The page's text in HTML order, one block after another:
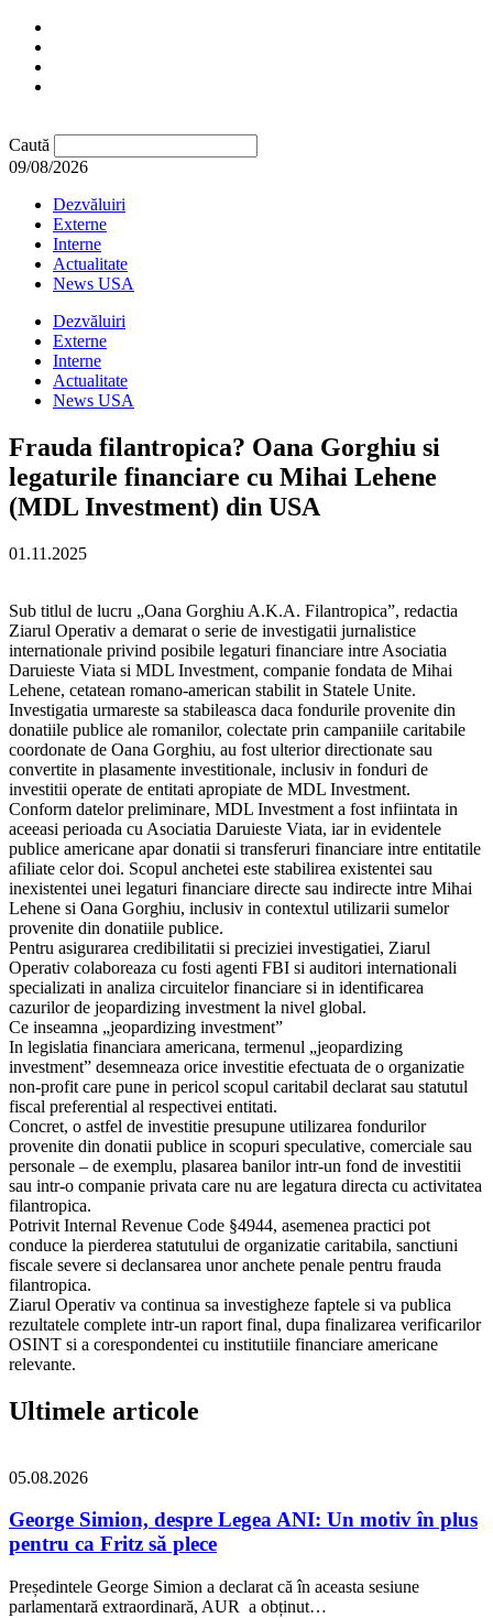
Caută
09/08/2026
Dezvăluiri
Externe
Interne
Actualitate
News USA
Dezvăluiri
Externe
Interne
Actualitate
News USA
Frauda filantropica? Oana Gorghiu si
legaturile financiare cu Mihai Lehene
(MDL Investment) din USA
01.11.2025
Sub titlul de lucru „Oana Gorghiu A.K.A. Filantropica”, redactia
Ziarul Operativ a demarat o serie de investigatii jurnalistice
internationale privind posibile legaturi financiare intre Asociatia
Daruieste Viata si MDL Investment, companie fondata de Mihai
Lehene, cetatean romano-american stabilit in Statele Unite.
Investigatia urmareste sa stabileasca daca fondurile provenite din
donatiile publice ale romanilor, colectate prin campaniile caritabile
coordonate de Oana Gorghiu, au fost ulterior directionate sau
convertite in plasamente investitionale, inclusiv in fonduri de
investitii operate de entitati apropiate de MDL Investment.
Conform datelor preliminare, MDL Investment a fost infiintata in
aceeasi perioada cu Asociatia Daruieste Viata, iar in evidentele
publice americane apar donatii si transferuri financiare intre entitatile
afiliate celor doi. Scopul anchetei este stabilirea existentei sau
inexistentei unei legaturi financiare directe sau indirecte intre Mihai
Lehene si Oana Gorghiu, inclusiv in contextul utilizarii sumelor
provenite din donatiile publice.
Pentru asigurarea credibilitatii si preciziei investigatiei, Ziarul
Operativ colaboreaza cu fosti agenti FBI si auditori internationali
specializati in analiza circuitelor financiare si in identificarea
cazurilor de jeopardizing investment la nivel global.
Ce inseamna „jeopardizing investment”
In legislatia financiara americana, termenul „jeopardizing
investment” desemneaza orice investitie efectuata de o organizatie
non-profit care pune in pericol scopul caritabil declarat sau statutul
fiscal preferential al respectivei entitati.
Concret, o astfel de investitie presupune utilizarea fondurilor
provenite din donatii publice in scopuri speculative, comerciale sau
personale – de exemplu, plasarea banilor intr-un fond de investitii
sau intr-o companie privata care nu are legatura directa cu activitatea
filantropica.
Potrivit Internal Revenue Code §4944, asemenea practici pot
conduce la pierderea statutului de organizatie caritabila, sanctiuni
fiscale severe si declansarea unor anchete penale pentru frauda
filantropica.
Ziarul Operativ va continua sa investigheze faptele si va publica
rezultatele complete intr-un raport final, dupa finalizarea verificarilor
OSINT si a corespondentei cu institutiile financiare americane
relevante.
Ultimele articole
05.08.2026
George Simion, despre Legea ANI: Un motiv în plus
pentru ca Fritz să plece
Președintele George Simion a declarat că în aceasta sesiune
parlamentară extraordinară, AUR a obținut…